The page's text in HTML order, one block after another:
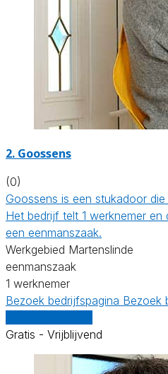
2. Goossens
(0)
Goossens is een stukadoor
Het bedrijf telt 1 werknemer en
een eenmanszaak.
Werkgebied Martenslinde
eenmanszaak
1 werknemer
Bezoek bedrijfspagina Bezoek
Gratis - Vrijblijvend